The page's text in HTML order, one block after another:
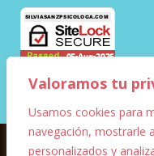
Valoramos tu
Usamos cookies para
navegación, mostrarle
personalizados y